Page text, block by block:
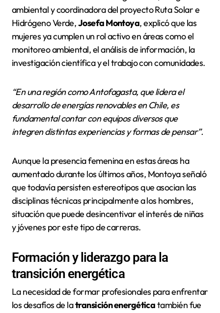
ambiental y coordinadora del proyecto Ruta Solar e
Hidrógeno Verde,Josefa Montoya, explicó que las
mujeres ya cumplen un rol activo en áreas como el
monitoreo ambiental, el análisis de información, la
investigación científica y el trabajo con comunidades.
“En una región como Antofagasta, que lidera el
desarrollo de energías renovables en Chile, es
fundamental contar con equipos diversos que
integren distintas experiencias y formas de pensar”.
Aunque la presencia femenina en estas áreas ha
aumentado durante los últimos años, Montoya señaló
que todavía persisten estereotipos que asocian las
disciplinas técnicas principalmente a los hombres,
situación que puede desincentivar el interés de niñas
y jóvenes por este tipo de carreras.
Formación y liderazgo para la
transición energética
La necesidad de formar profesionales para enfrentar
los desafíos de latransición energéticatambién fue